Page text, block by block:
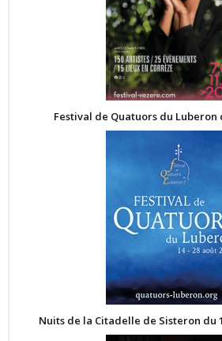
Festival de Quatuors du Luberon
Nuits de la Citadelle de Sisteron du